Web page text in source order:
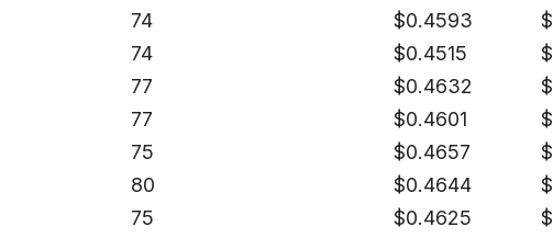
74 $0.4593 $
74 $0.4515 $
77 $0.4632 $
77 $0.4601 $
75 $0.4657 $
80 $0.4644 $
75 $0.4625 $